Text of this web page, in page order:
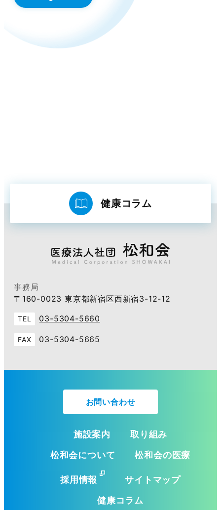
健康コラム
事務局
〒160-0023 東京都新宿区西新宿3-12-12
TEL 03-5304-5660
FAX 03-5304-5665
お問い合わせ
取り組み
施設案内
松和会の医療
松和会について
サイトマップ
採用情報
健康コラム